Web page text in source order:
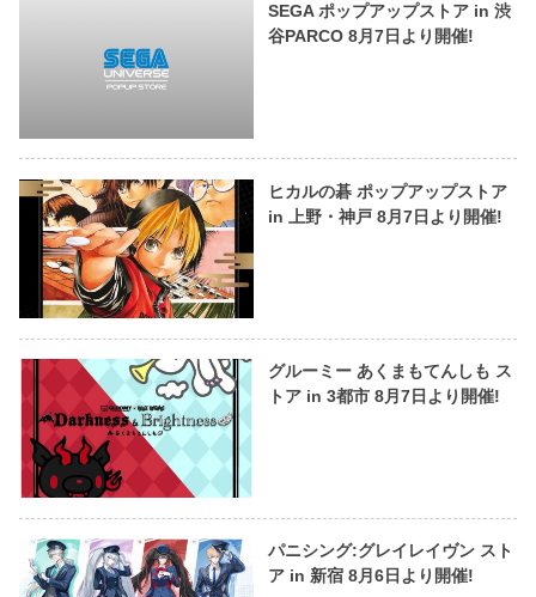
SEGA ポップアップストア in 渋
谷PARCO 8月7日より開催!
ヒカルの碁 ポップアップストア
in 上野・神戸 8月7日より開催!
グルーミー あくまもてんしも ス
トア in 3都市 8月7日より開催!
パニシング:グレイレイヴン スト
ア in 新宿 8月6日より開催!